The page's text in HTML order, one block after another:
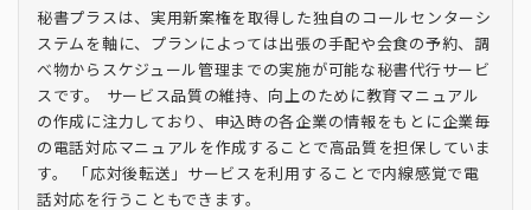
秘書プラスは、実用新案権を取得した独自のコールセンターシ
ステムを軸に、プランによっては出張の手配や会食の予約、調
べ物からスケジュール管理までの実施が可能な秘書代行サービ
スです。 サービス品質の維持、向上のために教育マニュアル
の作成に注力しており、申込時の各企業の情報をもとに企業毎
の電話対応マニュアルを作成することで高品質を担保していま
す。 「応対後転送」サービスを利用することで内線感覚で電
話対応を行うこともできます。